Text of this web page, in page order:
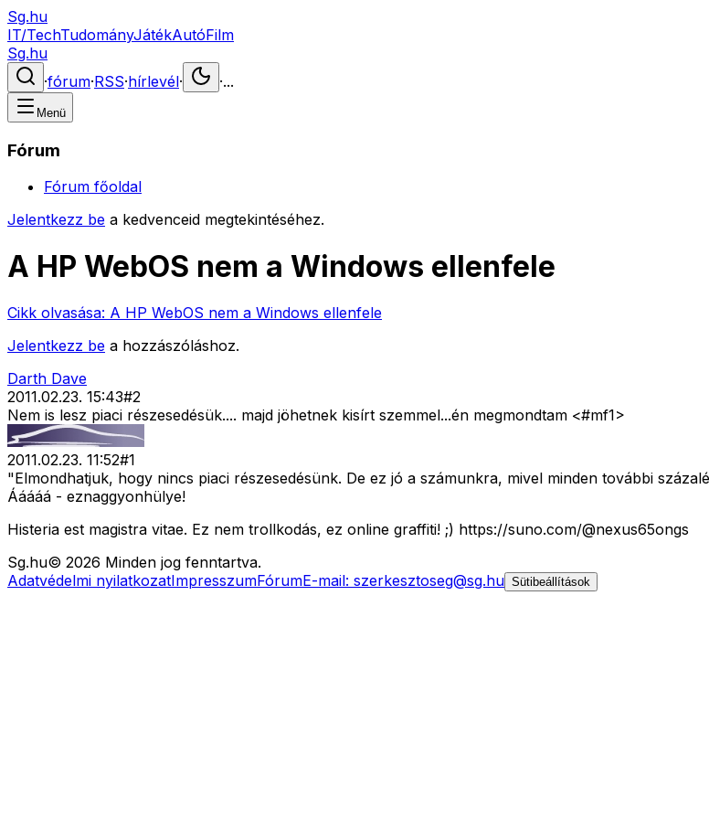
Sg.hu
IT/TechTudományJátékAutóFilm
Sg.hu
·fórum·RSS·hírlevél· ·...
Menü
Fórum
Fórum főoldal
Jelentkezz be a kedvenceid megtekintéséhez.
A HP WebOS nem a Windows ellenfele
Cikk olvasása: A HP WebOS nem a Windows ellenfele
Jelentkezz be a hozzászóláshoz.
Darth Dave
2011.02.23. 15:43#2
Nem is lesz piaci részesedésük.... majd jöhetnek kisírt szemmel...én megmondtam <#mf1>
2011.02.23. 11:52#1
"Elmondhatjuk, hogy nincs piaci részesedésünk. De ez jó a számunkra, mivel minden további
Ááááá - eznaggyonhülye!
Histeria est magistra vitae. Ez nem trollkodás, ez online graffiti! ;) https://suno.com/@nexus65ongs
Sg.hu© 2026 Minden jog fenntartva.
Adatvédelmi nyilatkozatImpresszumFórumE-mail: szerkesztoseg@sg.hu Sütibeállítások